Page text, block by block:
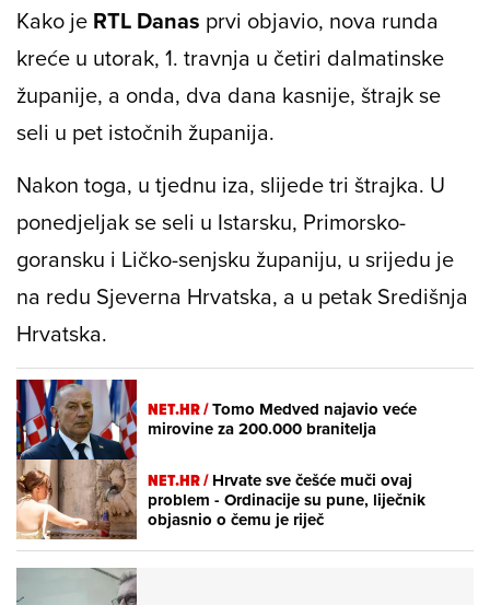
Kako je RTL Danas prvi objavio, nova runda
kreće u utorak, 1. travnja u četiri dalmatinske
županije, a onda, dva dana kasnije, štrajk se
seli u pet istočnih županija.
Nakon toga, u tjednu iza, slijede tri štrajka. U
ponedjeljak se seli u Istarsku, Primorsko-
goransku i Ličko-senjsku županiju, u srijedu je
na redu Sjeverna Hrvatska, a u petak Središnja
Hrvatska.
NET.HR /Tomo Medved najavio veće
mirovine za 200.000 branitelja
NET.HR /Hrvate sve češće muči ovaj
problem - Ordinacije su pune, liječnik
objasnio o čemu je riječ